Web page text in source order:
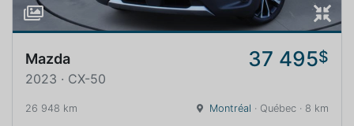
Mazda 37 495$
2023 · CX-50
26 948 km Montréal · Québec · 8 km